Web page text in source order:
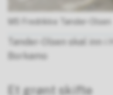
MS Fredrikke Tønder-Olsen
Tønder-Olsen skal inn
Borkamo
Et grønt skifte